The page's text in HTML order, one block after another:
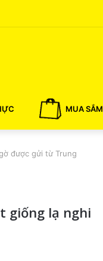
MUA SẮM
được gửi từ Trung
giống lạ nghi